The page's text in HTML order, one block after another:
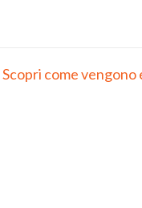
Scopri come